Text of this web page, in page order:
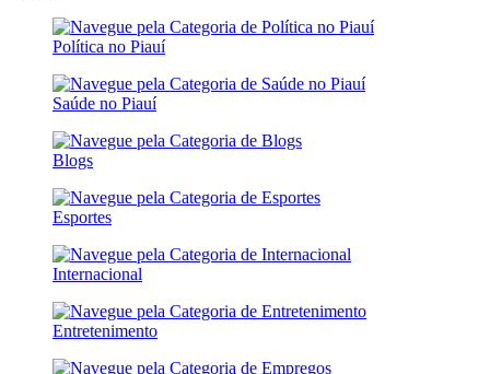
Política no Piauí
Saúde no Piauí
Blogs
Esportes
Internacional
Entretenimento